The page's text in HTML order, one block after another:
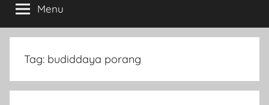
Menu
Tag: budiddaya porang